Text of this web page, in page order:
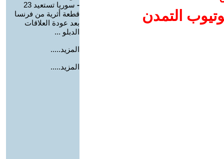
التمدن
-
سوريا تستعيد 23
قطعة أثرية من فرنسا
بعد عودة العلاقات
الدبلو ...
المزيد.....
المزيد.....